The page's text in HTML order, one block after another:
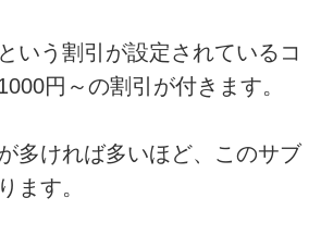
いう割引が設定されているコ
円～の割引が付きます。
多ければ多いほど、このサブ
ます。